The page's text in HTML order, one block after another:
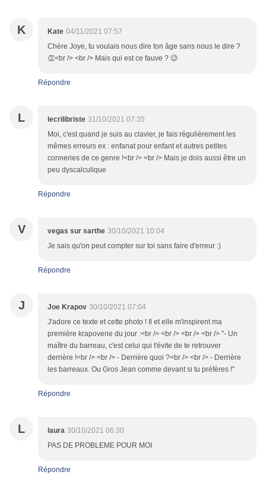
K Kate 04/11/2021 07:57
Chère Joye, tu voulais nous dire ton âge sans nous le dire ?
👏<br /> <br /> Mais qui est ce fauve ? 😉
Répondre
L lecrilibriste 31/10/2021 07:35
Moi, c'est quand je suis au clavier, je fais régulièrement les
mêmes erreurs ex : enfanat pour enfant et autres petites
conneries de ce genre !<br /> <br /> Mais je dois aussi être un
peu dyscalculique
Répondre
V vegas sur sarthe 30/10/2021 10:04
Je sais qu'on peut compter sur toi sans faire d'erreur :)
Répondre
J Joe Krapov 30/10/2021 07:04
J'adore ce texte et cette photo ! Il et elle m'inspirent ma
première krapoverie du jour :<br /> <br /> <br /> <br /> "- Un
maître du barreau, c'est celui qui t'évite de te retrouver
derrière !<br /> <br /> - Derrière quoi ?<br /> <br /> - Derrière
les barreaux. Ou Gros Jean comme devant si tu préfères !"
Répondre
L laura 30/10/2021 06:30
PAS DE PROBLEME POUR MOI
Répondre